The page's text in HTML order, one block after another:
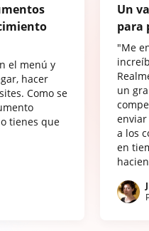
el menú y
hacer
Como se
tienes que
Un
para
"Me
un
a los
en